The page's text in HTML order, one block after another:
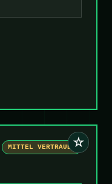
☆
MITTEL VERTRAUEN